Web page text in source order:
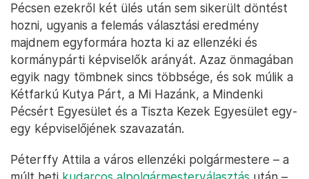
Pécsen ezekről két ülés után sem sikerült döntést
hozni, ugyanis a felemás választási eredmény
majdnem egyformára hozta ki az ellenzéki és
kormánypárti képviselők arányát. Azaz önmagában
egyik nagy tömbnek sincs többsége, és sok múlik a
Kétfarkú Kutya Párt, a Mi Hazánk, a Mindenki
Pécsért Egyesület és a Tiszta Kezek Egyesület egy-
egy képviselőjének szavazatán.
Péterffy Attila a város ellenzéki polgármestere – a